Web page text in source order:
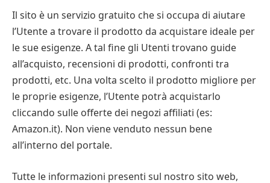
Il sito è un servizio gratuito che si occupa di aiutare
l’Utente a trovare il prodotto da acquistare ideale per
le sue esigenze. A tal fine gli Utenti trovano guide
all’acquisto, recensioni di prodotti, confronti tra
prodotti, etc. Una volta scelto il prodotto migliore per
le proprie esigenze, l’Utente potrà acquistarlo
cliccando sulle offerte dei negozi affiliati (es:
Amazon.it). Non viene venduto nessun bene
all’interno del portale.
Tutte le informazioni presenti sul nostro sito web,